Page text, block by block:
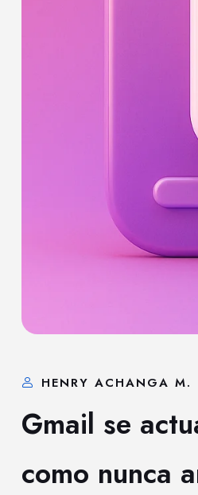
HENRY ACHANGA M.
Gmail se
como nunca